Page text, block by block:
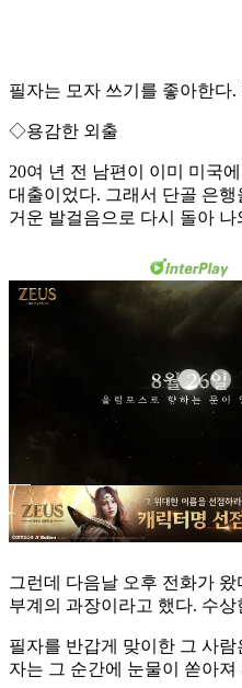
필자는 모자 쓰기를 좋아한다
◇용감한 외출
20여 년 전 남편이 이미 미국
대출이었다. 그래서 단골 은
거운 발걸음으로 다시 돌아
그런데 다음날 오후 전화가
부계의 과장이라고 했다. 수
필자를 반갑게 맞이한 그 사
자는 그 순간에 눈물이 쏟아